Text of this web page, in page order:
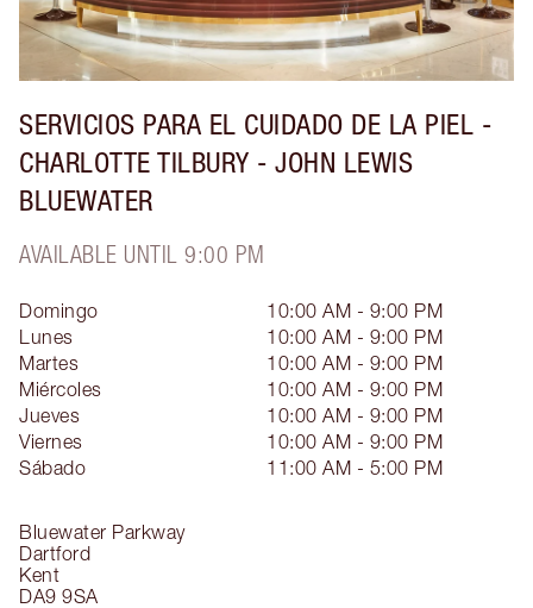
SERVICIOS PARA EL CUIDADO DE LA PIEL -
CHARLOTTE TILBURY - JOHN LEWIS
BLUEWATER
AVAILABLE UNTIL 9:00 PM
Bluewater Parkway
Dartford
Kent
DA9 9SA
Domingo
10:00 AM - 9:00 PM
Lunes
10:00 AM - 9:00 PM
Martes
10:00 AM - 9:00 PM
Miércoles
10:00 AM - 9:00 PM
Jueves
10:00 AM - 9:00 PM
Viernes
10:00 AM - 9:00 PM
Sábado
11:00 AM - 5:00 PM